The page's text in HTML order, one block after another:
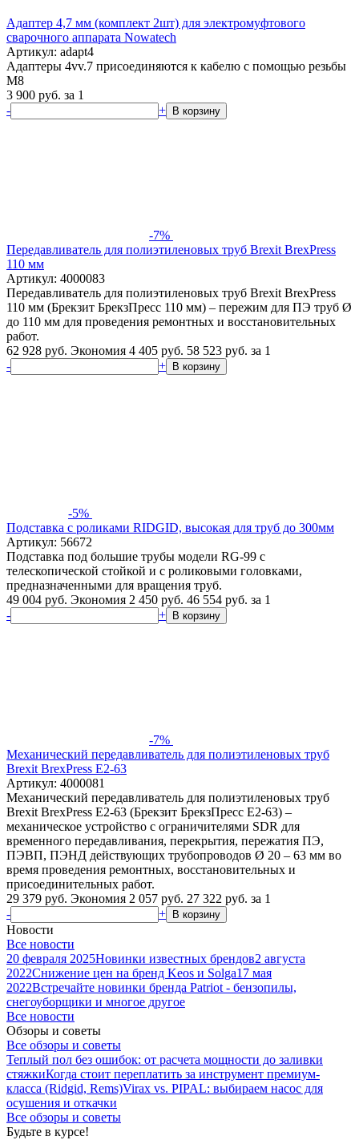
Адаптер 4,7 мм (комплект 2шт) для электромуфтового
сварочного аппарата Nowatech
Артикул: adapt4
Адаптеры 4vv.7 присоединяются к кабелю с помощью резьбы
M8
3 900 руб. за 1
-
+ В корзину
-7%
Передавливатель для полиэтиленовых труб Brexit BrexPress
110 мм
Артикул: 4000083
Передавливатель для полиэтиленовых труб Brexit BrexPress
110 мм (Брекзит БрекзПресс 110 мм) – пережим для ПЭ труб Ø
до 110 мм для проведения ремонтных и восстановительных
работ.
62 928 руб. Экономия 4 405 руб. 58 523 руб. за 1
-
+ В корзину
-5%
Подставка с роликами RIDGID, высокая для труб до 300мм
Артикул: 56672
Подставка под большие трубы модели RG-99 с
телескопической стойкой и с роликовыми головками,
предназначенными для вращения труб.
49 004 руб. Экономия 2 450 руб. 46 554 руб. за 1
-
+ В корзину
-7%
Механический передавливатель для полиэтиленовых труб
Brexit BrexPress Е2-63
Артикул: 4000081
Механический передавливатель для полиэтиленовых труб
Brexit BrexPress Е2-63 (Брекзит БрекзПресс Е2-63) –
механическое устройство с ограничителями SDR для
временного передавливания, перекрытия, пережатия ПЭ,
ПЭВП, ПЭНД действующих трубопроводов Ø 20 – 63 мм во
время проведения ремонтных, восстановительных и
присоединительных работ.
29 379 руб. Экономия 2 057 руб. 27 322 руб. за 1
-
+ В корзину
Новости
Все новости
20 февраля 2025Новинки известных брендов2 августа
2022Снижение цен на бренд Keos и Solga17 мая
2022Встречайте новинки бренда Patriot - бензопилы,
снегоуборщики и многое другое
Все новости
Обзоры и советы
Все обзоры и советы
Теплый пол без ошибок: от расчета мощности до заливки
стяжкиКогда стоит переплатить за инструмент премиум-
класса (Ridgid, Rems)Virax vs. PIPAL: выбираем насос для
осушения и откачки
Все обзоры и советы
Будьте в курсе!